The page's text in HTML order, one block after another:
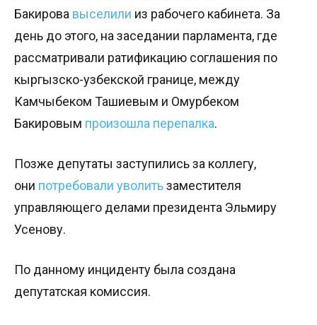
Бакирова выселили из рабочего кабинета. За
день до этого, на заседании парламента, где
рассматривали ратификацию соглашения по
кыргызско-узбекской границе, между
Камчыбеком Ташиевым и Омурбеком
Бакировым произошла перепалка.
Позже депутаты заступились за коллегу,
они потребовали уволитьзаместителя
управляющего делами президента Эльмиру
Усенову.
По данному инциденту была создана
депутатская комиссия.